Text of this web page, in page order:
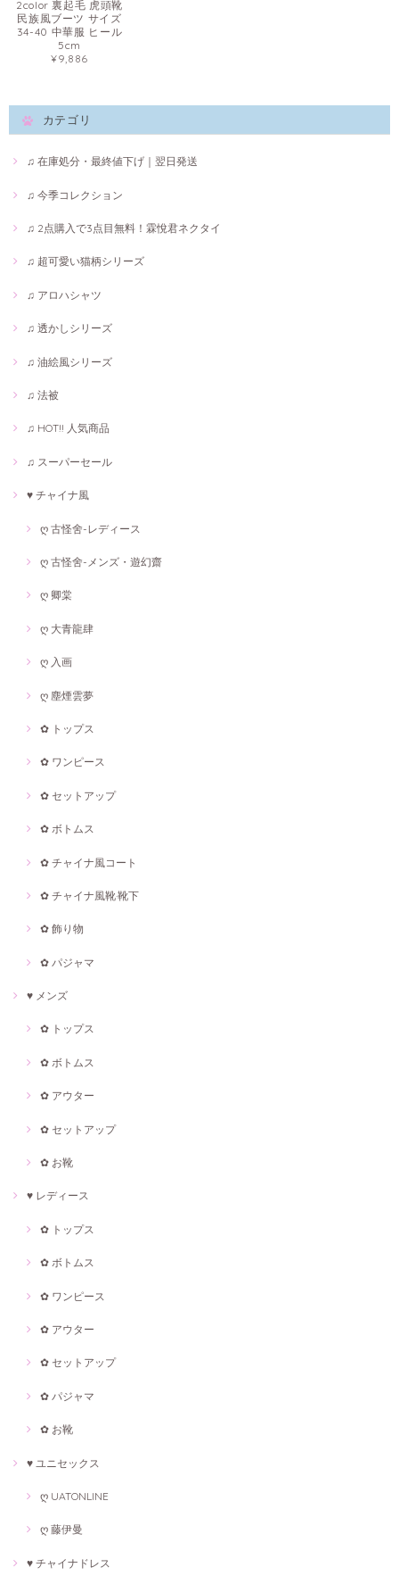
2color 裏起毛 虎頭靴
民族風ブーツ サイズ
34-40 中華服 ヒール
5cm
¥9,886
カテゴリ
♫ 在庫処分・最終値下げ｜翌日発送
♫ 今季コレクション
♫ 2点購入で3点目無料！霖悅君ネクタイ
♫ 超可愛い猫柄シリーズ
♫ アロハシャツ
♫ 透かしシリーズ
♫ 油絵風シリーズ
♫ 法被
♫ HOT!! 人気商品
♫ スーパーセール
♥ チャイナ風
ღ 古怪舍-レディース
ღ 古怪舍-メンズ・遊幻齋
ღ 卿棠
ღ 大青龍肆
ღ 入画
ღ 塵煙雲夢
✿ トップス
✿ ワンピース
✿ セットアップ
✿ ボトムス
✿ チャイナ風コート
✿ チャイナ風靴·靴下
✿ 飾り物
✿ パジャマ
♥ メンズ
✿ トップス
✿ ボトムス
✿ アウター
✿ セットアップ
✿ お靴
♥ レディース
✿ トップス
✿ ボトムス
✿ ワンピース
✿ アウター
✿ セットアップ
✿ パジャマ
✿ お靴
♥ ユニセックス
ღ UATONLINE
ღ 藤伊曼
♥ チャイナドレス